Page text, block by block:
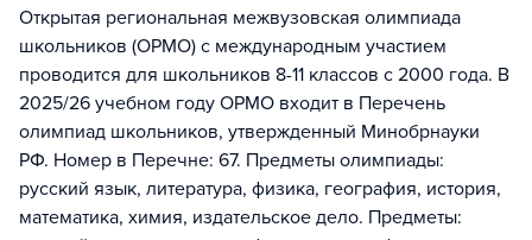
Открытая региональная межвузовская олимпиада
школьников (ОРМО) с международным участием
проводится для школьников 8-11 классов с 2000 года. В
2025/26 учебном году ОРМО входит в Перечень
олимпиад школьников, утвержденный Минобрнауки
РФ. Номер в Перечне: 67. Предметы олимпиады:
русский язык, литература, физика, география, история,
математика, химия, издательское дело. Предметы: